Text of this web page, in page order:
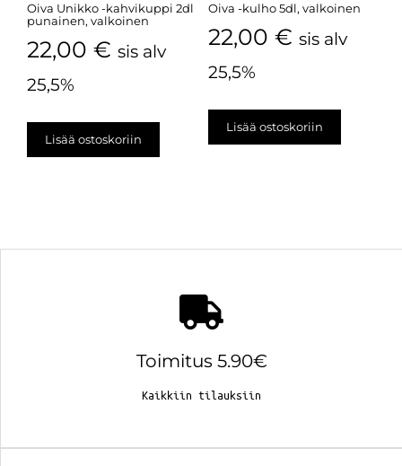
Oiva Unikko -kahvikuppi 2dl
punainen, valkoinen
22,00 € sis alv
25,5%
Lisää ostoskoriin
Oiva -kulho 5dl, valkoinen
22,00 € sis alv
25,5%
Lisää ostoskoriin
Toimitus 5.90€
Kaikkiin tilauksiin